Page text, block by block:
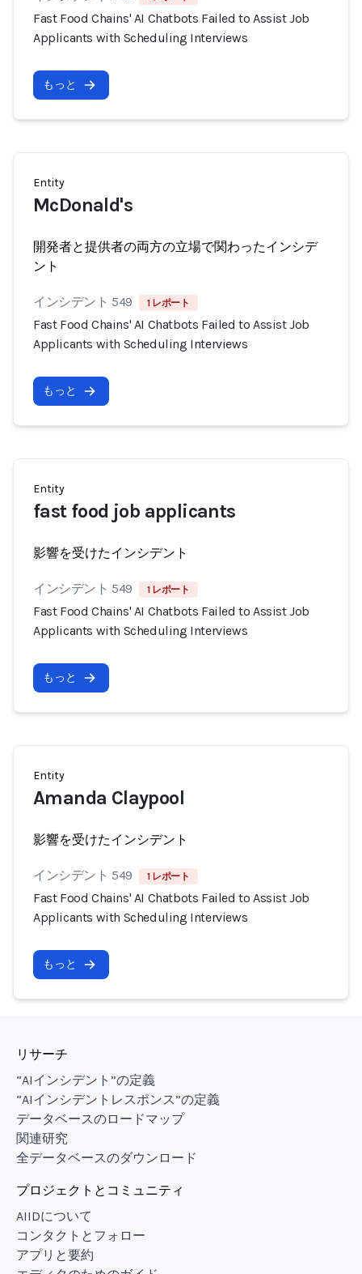
Fast Food Chains' AI Chatbots Failed to Assist Job
Applicants with Scheduling Interviews
もっと
Entity
McDonald's
開発者と提供者の両方の立場で関わったインシデ
ント
インシデント 549 1 レポート
Fast Food Chains' AI Chatbots Failed to Assist Job
Applicants with Scheduling Interviews
もっと
Entity
fast food job applicants
影響を受けたインシデント
インシデント 549 1 レポート
Fast Food Chains' AI Chatbots Failed to Assist Job
Applicants with Scheduling Interviews
もっと
Entity
Amanda Claypool
影響を受けたインシデント
インシデント 549 1 レポート
Fast Food Chains' AI Chatbots Failed to Assist Job
Applicants with Scheduling Interviews
もっと
リサーチ
“AIインシデント”の定義
“AIインシデントレスポンス”の定義
データベースのロードマップ
関連研究
全データベースのダウンロード
プロジェクトとコミュニティ
AIIDについて
コンタクトとフォロー
アプリと要約